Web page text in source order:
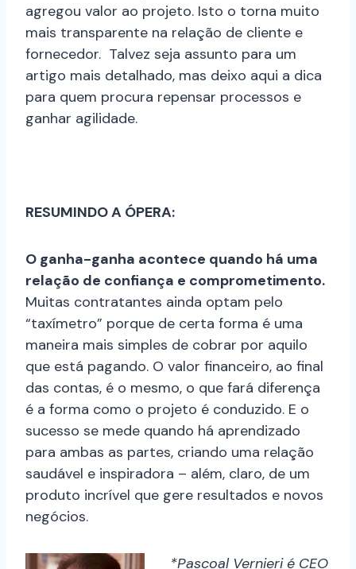
agregou valor ao projeto. Isto o torna muito
mais transparente na relação de cliente e
fornecedor. Talvez seja assunto para um
artigo mais detalhado, mas deixo aqui a dica
para quem procura repensar processos e
ganhar agilidade.
RESUMINDO A ÓPERA:
O ganha-ganha acontece quando há uma
relação de confiança e comprometimento.
Muitas contratantes ainda optam pelo
“taxímetro” porque de certa forma é uma
maneira mais simples de cobrar por aquilo
que está pagando. O valor financeiro, ao final
das contas, é o mesmo, o que fará diferença
é a forma como o projeto é conduzido. E o
sucesso se mede quando há aprendizado
para ambas as partes, criando uma relação
saudável e inspiradora – além, claro, de um
produto incrível que gere resultados e novos
negócios.
*Pascoal Vernierié CEO